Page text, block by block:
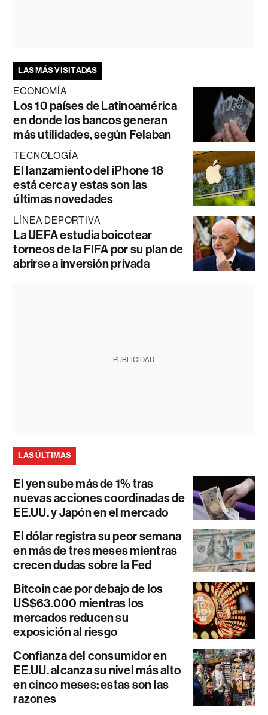
LAS MÁS VISITADAS
ECONOMÍA
Los 10 países de Latinoamérica
en donde los bancos generan
más utilidades, según Felaban
TECNOLOGÍA
El lanzamiento del iPhone 18
está cerca y estas son las
últimas novedades
LÍNEA DEPORTIVA
La UEFA estudia boicotear
torneos de la FIFA por su plan de
abrirse a inversión privada
PUBLICIDAD
LAS ÚLTIMAS
El yen sube más de 1% tras
nuevas acciones coordinadas de
EE.UU. y Japón en el mercado
El dólar registra su peor semana
en más de tres meses mientras
crecen dudas sobre la Fed
Bitcoin cae por debajo de los
US$63.000 mientras los
mercados reducen su
exposición al riesgo
Confianza del consumidor en
EE.UU. alcanza su nivel más alto
en cinco meses: estas son las
razones